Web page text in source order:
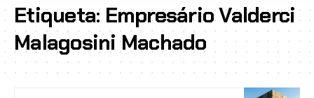
Etiqueta: Empresário Valderci
Malagosini Machado